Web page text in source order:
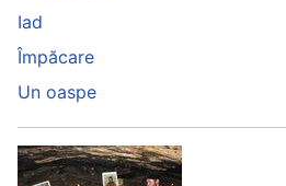
Iad
Împăcare
Un oaspe